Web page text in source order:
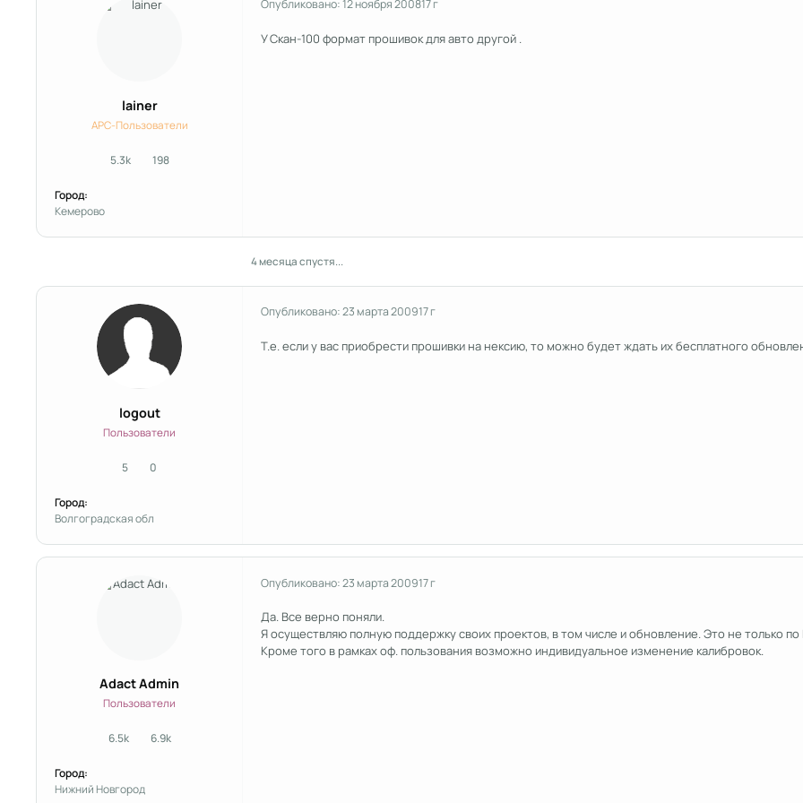
lainer
APC-Пользователи
5.3kсообщения
198Репутация
Город:
Kемерово
Опубликовано:12 ноября 200817 г
У Скан-100 формат прошивок для авто другой .
4 месяца спустя...
logout
Пользователи
5сообщения
0Репутация
Город:
Волгоградская обл
Опубликовано:23 марта 200917 г
Т.е. если у вас приобрести прошивки на нексию, то можно будет ждать их бесплатного
Adact Admin
Пользователи
6.5k
сообщения
6.9k
Репутация
Город:
Нижний Новгород
Опубликовано:23 марта 200917 г
Да. Все верно поняли.
Я осуществляю полную поддержку своих проектов, в том числе и обновление. Это не только
Кроме того в рамках оф. пользования возможно индивидуальное изменение калибровок.